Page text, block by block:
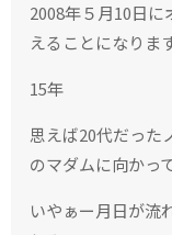
2008年５月10日
えることになりま
15年
思えば20代だった
のマダムに向かっ
いやぁー月日が流